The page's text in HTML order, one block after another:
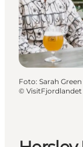
Foto: Sarah Green
© VisitFjordlandet